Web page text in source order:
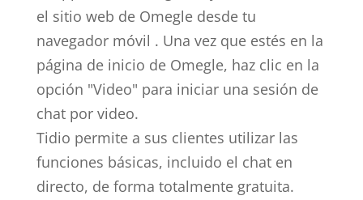
el sitio web de Omegle desde tu
navegador móvil . Una vez que estés en la
página de inicio de Omegle, haz clic en la
opción "Video" para iniciar una sesión de
chat por video.
Tidio permite a sus clientes utilizar las
funciones básicas, incluido el chat en
directo, de forma totalmente gratuita.